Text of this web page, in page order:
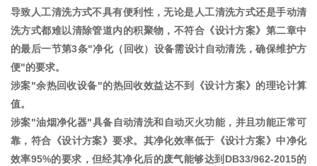
导致人工清洗方式不具有便利性，无论是人工清洗方式还是手动清
洗方式都难以清除管道内的积聚物，不符合《设计方案》第二章中
的最后一节第3条"净化（回收）设备需设计自动清洗，确保维护方
便"的要求。
涉案"余热回收设备"的热回收效益达不到《设计方案》的理论计算
值。
涉案"油烟净化器"具备自动清洗和自动灭火功能，并且功能正常可
靠，符合《设计方案》要求。其净化效率低于《设计方案》中净化
效率95%的要求，但经其净化后的废气能够达到DB33/962-2015的